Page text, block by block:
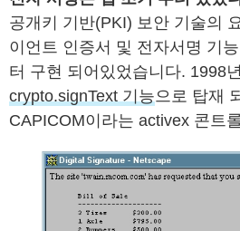
공개키 기반(PKI) 보안 기술의
이언트 인증서 및 전자서명 기
터 구현 되어있었습니다. 1998
crypto.signText 기능으로 탑재
CAPICOM이라는 activex 콘트